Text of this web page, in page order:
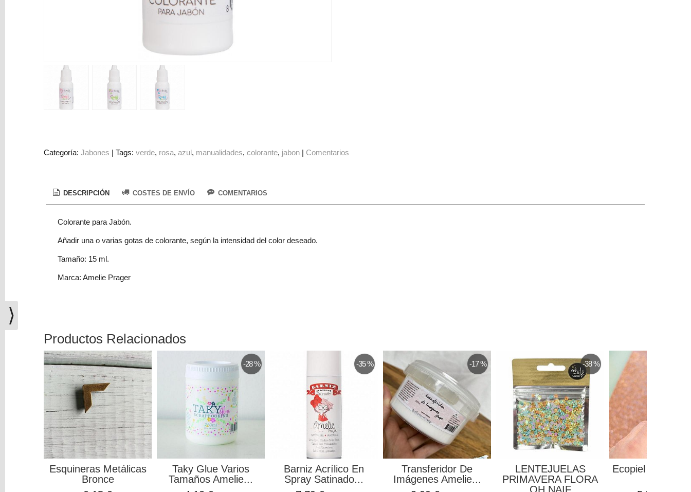
Figuras
Carrito
está
vacío
Redes
Sociales
Instagram
Facebook
Categoría:Jabones |Tags:verde rosa azul manualidades colorante jabon | Comentarios
DESCRIPCIÓN COSTES DE ENVÍO COMENTARIOS
Colorante para Jabón.
Añadir una o varias gotas de colorante, según la intensidad del color deseado.
Tamaño: 15 ml.
Marca: Amelie Prager
Productos Relacionados
Esquineras Metálicas
Bronce
-28 %
Taky Glue Varios
Tamaños Amelie...
-35 %
Barniz Acrílico En
Spray Satinado...
-17 %
Transferidor De
Imágenes Amelie...
-38 %
LENTEJUELAS
PRIMAVERA FLORA
OH NAIF
Ecopiel Brillos
⟩